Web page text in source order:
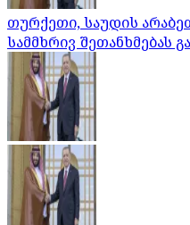
თურქეთი, საუდის
სამმხრივ შეთანხმებას